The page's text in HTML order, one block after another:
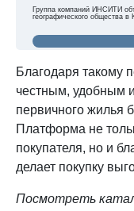
Группа компаний ИНСИТИ
географического общества в
Благодаря такому
честным, удобным
первичного жилья
Платформа не
покупателя, но и
делает покупку
Посмотреть